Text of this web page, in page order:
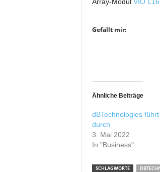
Gefällt mir:
Ähnliche Beiträge
dBTechnologies
durch
3. Mai 2022
In "Business"
SCHLAGWORTE